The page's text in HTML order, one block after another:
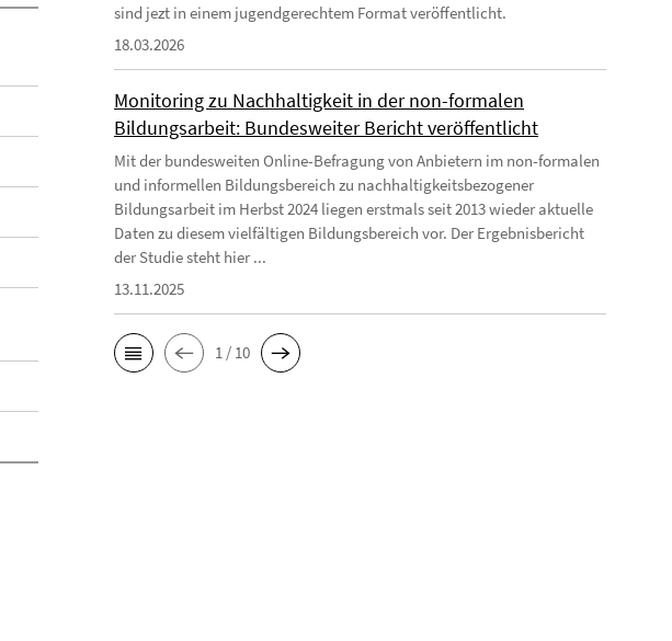
sind jezt in einem jugendgerechtem Format veröffentlicht.
18.03.2026
Monitoring zu Nachhaltigkeit in der non-formalen
Bildungsarbeit: Bundesweiter Bericht veröffentlicht
Mit der bundesweiten Online-Befragung von Anbietern im non-formalen
und informellen Bildungsbereich zu nachhaltigkeitsbezogener
Bildungsarbeit im Herbst 2024 liegen erstmals seit 2013 wieder aktuelle
Daten zu diesem vielfältigen Bildungsbereich vor. Der Ergebnisbericht
der Studie steht hier ...
13.11.2025
1 / 10